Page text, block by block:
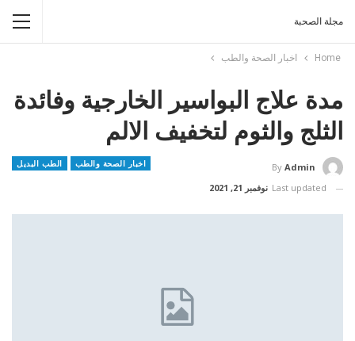
مجلة الصحبة
Home اخبار الصحة والطب
مدة علاج البواسير الخارجية وفائدة
الثلج والثوم لتخفيف الالم
اخبار الصحة والطب الطب البديل By Admin
Last updated نوفمبر 21, 2021